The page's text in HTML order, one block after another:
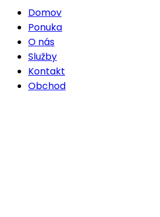
Domov
Ponuka
O nás
Služby
Kontakt
Obchod